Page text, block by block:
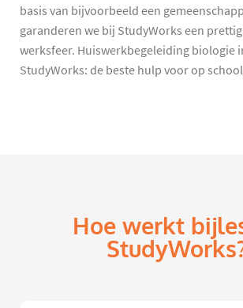
basis van bijvoorbeeld een
garanderen we bij StudyWorks een
werksfeer. Huiswerkbegeleiding biologie
StudyWorks: de beste hulp voor op
Hoe werkt